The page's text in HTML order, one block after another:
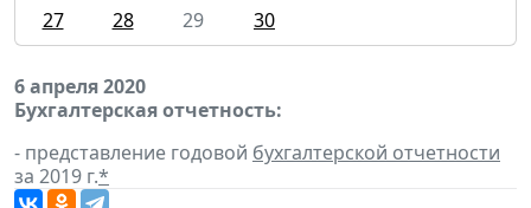
27
28 29 30
6 апреля 2020
Бухгалтерская отчетность:
- представление годовой бухгалтерской отчетности
за 2019 г.*